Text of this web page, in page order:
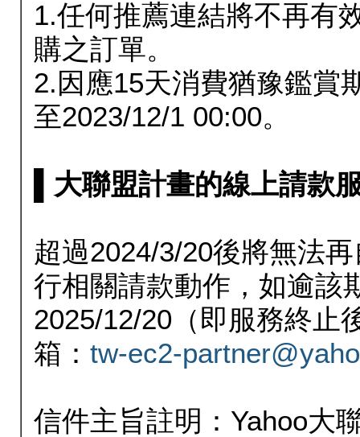
1.任何推薦連結將不再有
購之訂單。
2.因應15天消費猶豫鑑賞
至2023/12/1 00:00。
▌大聯盟計畫的線上請款
超過2024/3/20後將無法
行相關請款動作，如逾該
2025/12/20（即服務終止
箱： tw-ec2-
信件主旨註明：Yahoo大